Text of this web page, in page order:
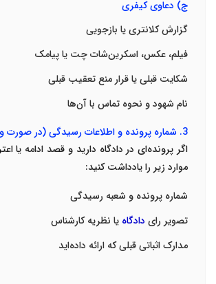
ج) دعاوی کیفری
گزارش کلانتری یا بازجویی
فیلم، عکس، اسکرین‌شات چت یا پیامک
شکایت قبلی یا قرار منع تعقیب قبلی
نام شهود و نحوه تماس با آن‌ها
3. شماره پرونده و اطلاعات رسیدگی (در صورت
اگر پرونده‌ای در دادگاه دارید و قصد ادامه یا
موارد زیر را یادداشت کنید:
شماره پرونده و شعبه رسیدگی
تصویر رای دادگاه یا نظریه کارشناس
مدارک اثباتی قبلی که ارائه داده‌اید